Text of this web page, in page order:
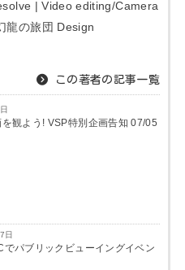
| Video editing/Camera
龍の旅団 Design
この著者の記事一覧
を観よう! VSP特別企画告知 07/05
日
でパブリックビューイングイベン